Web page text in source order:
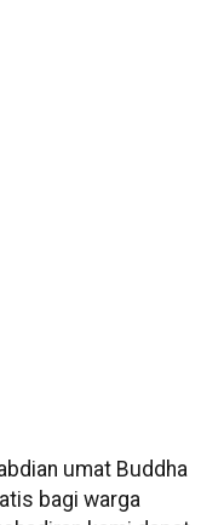
umat Buddha
bagi warga